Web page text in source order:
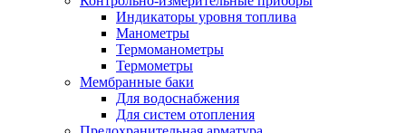
Индикаторы уровня топлива
Манометры
Термоманометры
Термометры
Мембранные баки
Для водоснабжения
Для систем отопления